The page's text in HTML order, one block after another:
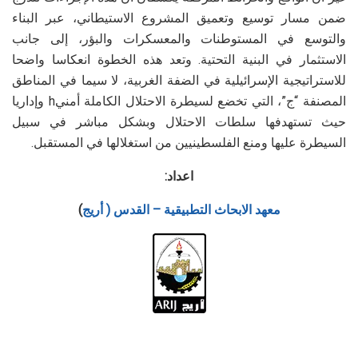
שטח
אש
הבקעה
منطقة
إطلاق
نار
الأغوار
58,
818
91
2א
2
5
שטח
אש
הבקעה
منطقة
إطلاق
الأغوار
40,
872
91
6א
2
6
הבקעה
منطقة
نار
منطقة
إطلاق
نار
الأغوار
ضمن مسار توسيع وتعميق المشروع الاستيطاني، عبر البناء
والتوسع في المستوطنات والمعسكرات والبؤر، إلى جانب
الاستثمار في البنية التحتية. وتعد هذه الخطوة انعكاسا واضحا
للاستراتيجية الإسرائيلية في الضفة الغربية، لا سيما في المناطق
المصنفة “ج”، التي تخضع لسيطرة الاحتلال الكاملة أمنيh وإداريا
حيث تستهدفها سلطات الاحتلال وبشكل مباشر في سبيل
السيطرة عليها ومنع الفلسطينيين من استغلالها في المستقبل.
اعداد:
معهد الابحاث التطبيقية – القدس ( أريج)